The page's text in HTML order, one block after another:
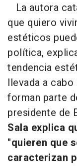
La autora
que quiero
estéticos
política,
tendencia
llevada a
forman parte
presidente de
Sala explica
"quieren que
caracterizan